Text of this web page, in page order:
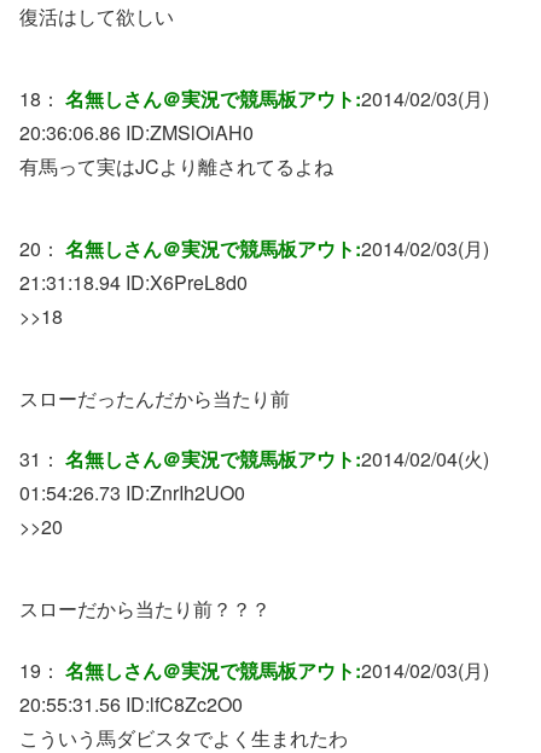
復活はして欲しい
18： 名無しさん＠実況で競馬板アウト:2014/02/03(月)
20:36:06.86 ID:ZMSlOiAH0
有馬って実はJCより離されてるよね
20： 名無しさん＠実況で競馬板アウト:2014/02/03(月)
21:31:18.94 ID:X6PreL8d0
>>18
スローだったんだから当たり前
31： 名無しさん＠実況で競馬板アウト:2014/02/04(火)
01:54:26.73 ID:ZnrIh2UO0
>>20
スローだから当たり前？？？
19： 名無しさん＠実況で競馬板アウト:2014/02/03(月)
20:55:31.56 ID:lfC8Zc2O0
こういう馬ダビスタでよく生まれたわ